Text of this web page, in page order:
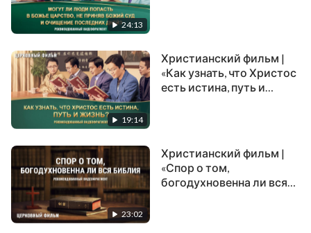
24:13
видеофрагмент)
19:14
Христианский фильм |
«Как узнать, что Христос
есть истина, путь и
23:02
Христианский фильм |
«Спор о том,
богодухновенна ли вся